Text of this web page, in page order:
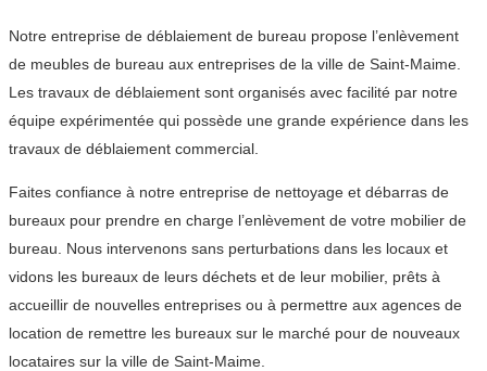
Notre entreprise de déblaiement de bureau propose l’enlèvement
de meubles de bureau aux entreprises de la ville de Saint-Maime.
Les travaux de déblaiement sont organisés avec facilité par notre
équipe expérimentée qui possède une grande expérience dans les
travaux de déblaiement commercial.
Faites confiance à notre entreprise de nettoyage et débarras de
bureaux pour prendre en charge l’enlèvement de votre mobilier de
bureau. Nous intervenons sans perturbations dans les locaux et
vidons les bureaux de leurs déchets et de leur mobilier, prêts à
accueillir de nouvelles entreprises ou à permettre aux agences de
location de remettre les bureaux sur le marché pour de nouveaux
locataires sur la ville de Saint-Maime.